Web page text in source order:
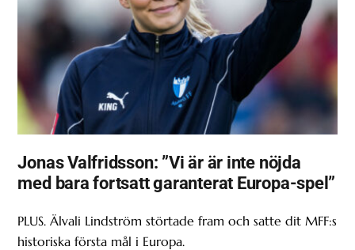
Jonas Valfridsson: ”Vi är är inte nöjda
med bara fortsatt garanterat Europa-spel”
PLUS. Älvali Lindström störtade fram och satte dit MFF:s
historiska första mål i Europa.